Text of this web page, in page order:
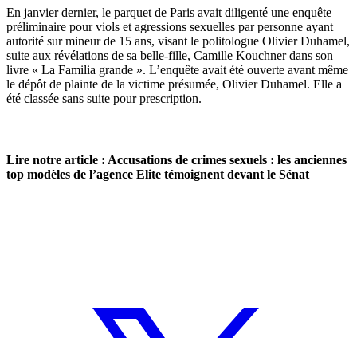
En janvier dernier, le parquet de Paris avait diligenté une enquête
préliminaire pour viols et agressions sexuelles par personne ayant
autorité sur mineur de 15 ans, visant le politologue Olivier Duhamel,
suite aux révélations de sa belle-fille, Camille Kouchner dans son
livre « La Familia grande ». L’enquête avait été ouverte avant même
le dépôt de plainte de la victime présumée, Olivier Duhamel. Elle a
été classée sans suite pour prescription.
Lire notre article : Accusations de crimes sexuels : les anciennes
top modèles de l’agence Elite témoignent devant le Sénat